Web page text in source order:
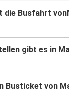
die Busfahrt
gibt es in
Busticket von